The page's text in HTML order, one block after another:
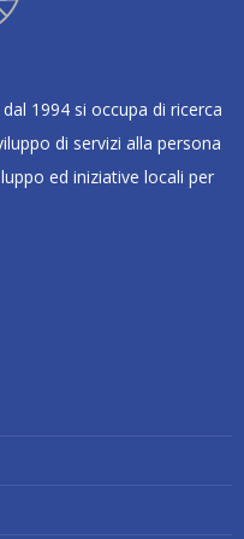
1994 si occupa di ricerca
di servizi alla persona
ed iniziative locali per